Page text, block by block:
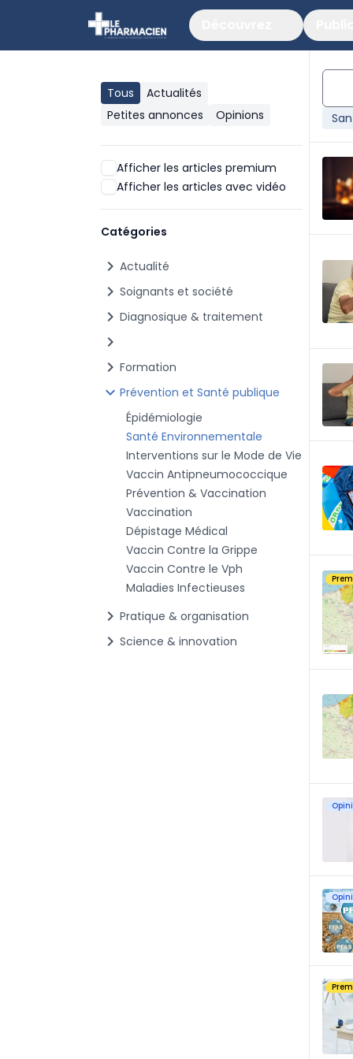
Tous
Actualités
Petites annonces
Opinions
Afficher les articles premium
Afficher les articles avec vidéo
Catégories
chevron_right Actualité
chevron_right Soignants et société
chevron_right Diagnosique & traitement
chevron_right
chevron_right Formation
chevron_right Prévention et Santé publique
Épidémiologie
Santé Environnementale
Interventions sur le Mode de Vie
Vaccin Antipneumococcique
Prévention & Vaccination
Vaccination
Dépistage Médical
Vaccin Contre la Grippe
Vaccin Contre le Vph
Maladies Infectieuses
chevron_right Pratique & organisation
chevron_right Science & innovation